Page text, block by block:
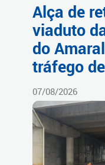
Alça de
viaduto
do
tráfego
07/08/2026